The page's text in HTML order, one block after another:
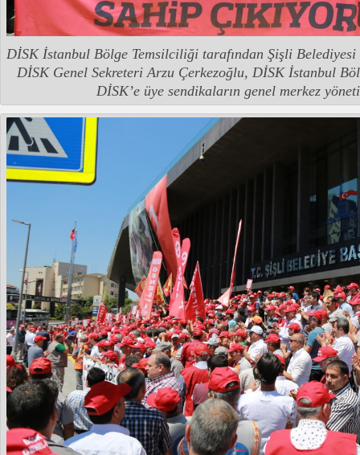
DİSK İstanbul Bölge Temsilciliği tarafından Şişli Belediyesi
DİSK Genel Sekreteri Arzu Çerkezoğlu, DİSK İstanbul
DİSK’e üye sendikaların genel merkez